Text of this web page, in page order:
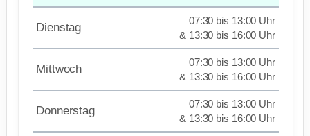
Dienstag
07:30 bis 13:00 Uhr
& 13:30 bis 16:00 Uhr
Mittwoch
07:30 bis 13:00 Uhr
& 13:30 bis 16:00 Uhr
Donnerstag
07:30 bis 13:00 Uhr
& 13:30 bis 16:00 Uhr